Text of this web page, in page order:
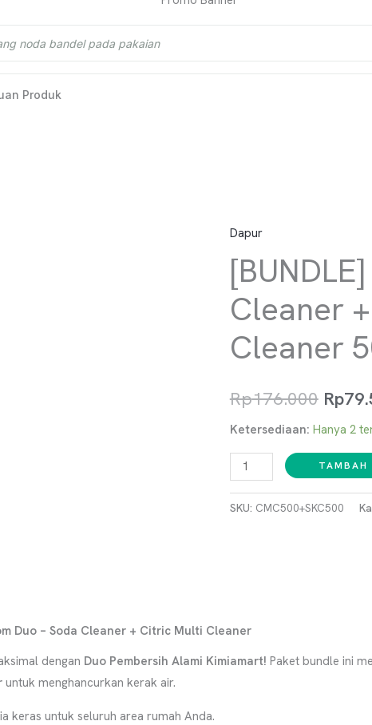
Produk
Dapur
Cleaner
Cleaner
Rp176.000 Rp
Ketersediaan: Hanya 2
Kuantitas [BUNDLE] Citric
TAMBAH
SKU: CMC500+SKC500
Duo – Soda Cleaner + Citric Multi Cleaner
dengan Duo Pembersih Alami Kimiamart! Paket bundle ini
untuk menghancurkan kerak air.
keras untuk seluruh area rumah Anda.